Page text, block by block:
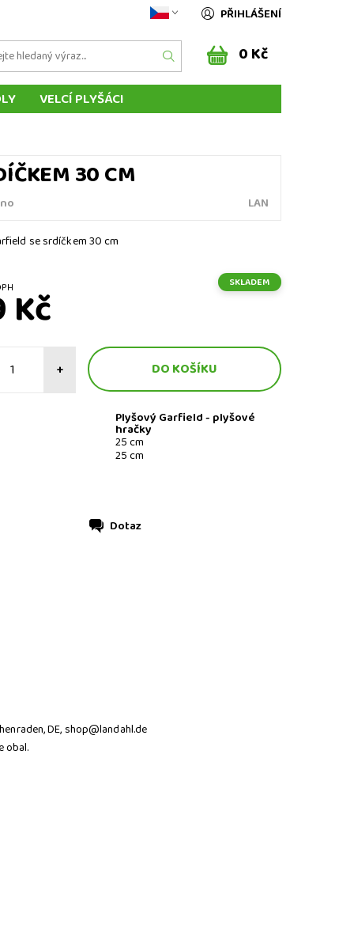
PŘIHLÁŠENÍ
0 Kč
VELCÍ PLYŠÁCI
30 CM
LAN
se srdíčkem 30 cm
DPH SKLADEM
Kč
+
Plyšový Garfield - plyšové
hračky
25 cm
25 cm
Dotaz
DE, shop@landahl.de
obal.